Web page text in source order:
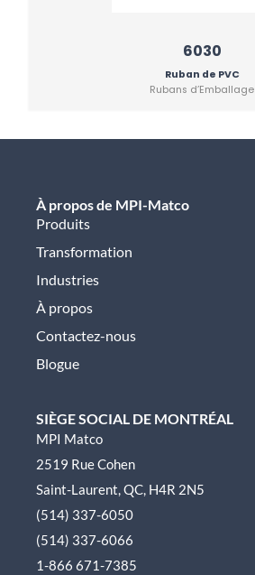
6030
Ruban de PVC
Rubans d’Emballage
À propos de MPI-Matco
Produits
Transformation
Industries
À propos
Contactez-nous
Blogue
SIÈGE SOCIAL DE MONTRÉAL
MPI Matco
2519 Rue Cohen
Saint-Laurent, QC, H4R 2N5
(514) 337-6050
(514) 337-6066
1-866 671-7385